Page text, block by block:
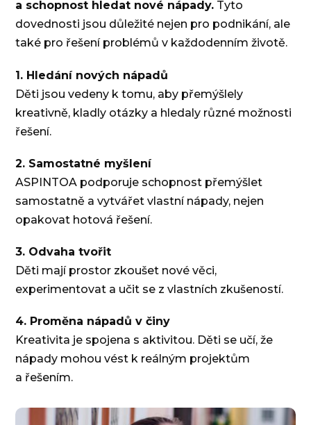
a schopnost hledat nové nápady. Tyto
dovednosti jsou důležité nejen pro podnikání, ale
také pro řešení problémů v každodenním životě.
1. Hledání nových nápadů
Děti jsou vedeny k tomu, aby přemýšlely
kreativně, kladly otázky a hledaly různé možnosti
řešení.
2. Samostatné myšlení
ASPINTOA podporuje schopnost přemýšlet
samostatně a vytvářet vlastní nápady, nejen
opakovat hotová řešení.
3. Odvaha tvořit
Děti mají prostor zkoušet nové věci,
experimentovat a učit se z vlastních zkušeností.
4. Proměna nápadů v činy
Kreativita je spojena s aktivitou. Děti se učí, že
nápady mohou vést k reálným projektům
a řešením.